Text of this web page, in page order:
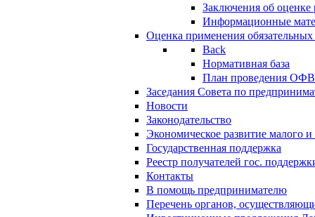
Заключения об
Информационные
Оценка применения
Back
Нормативная база
План проведения
Заседания Совета по
Новости
Законодательство
Экономическое развитие малого и
Государственная поддержка
Реестр получателей гос.
Контакты
В помощь предпринимателю
Перечень органов,